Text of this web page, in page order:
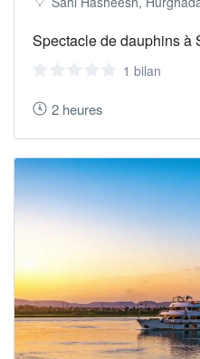
Spectacle de dauphins à
1 bilan
2 heures